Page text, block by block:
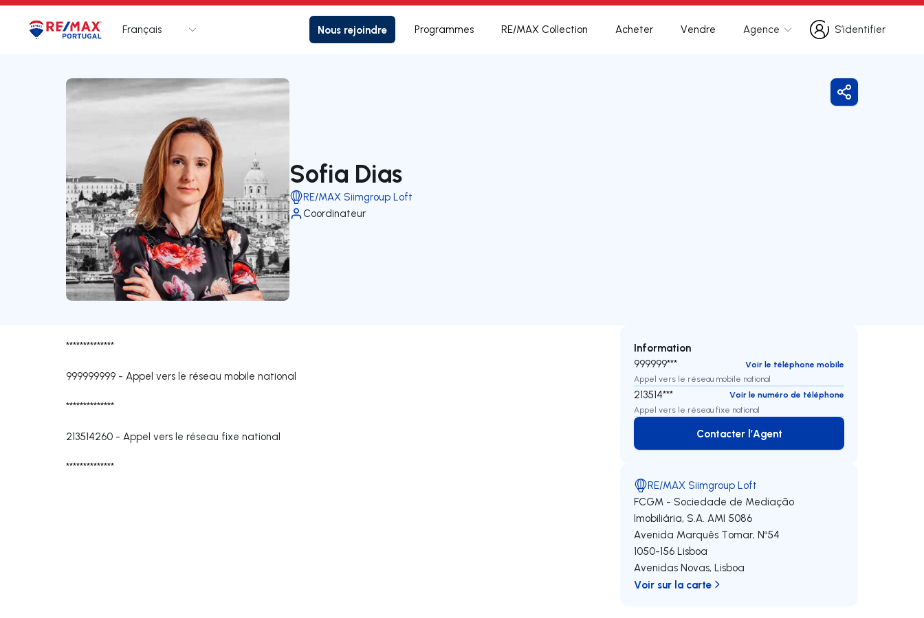
Logo Aller à la page d’accueil
Français Nous rejoindre Programmes RE/MAX Collection Acheter Vendre Agence
S’identifier
S’identifier
Sofia Dias
RE/MAX Siimgroup Loft
Coordinateur
Partager
**************
999999999 - Appel vers le réseau mobile national
**************
213514260 - Appel vers le réseau fixe national
**************
Information
999999***
Voir le téléphone mobile
Appel vers le réseau mobile national
213514***
Voir le numéro de téléphone
Appel vers le réseau fixe national
Contacter l’Agent
Contacter l’Agent
RE/MAX Siimgroup Loft
FCGM - Sociedade de Mediação
Imobiliária, S.A. AMI 5086
Avenida Marquês Tomar, Nº54
1050-156 Lisboa
Avenidas Novas,Lisboa
Voir sur la carte